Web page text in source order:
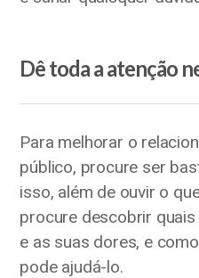
Dê toda a atenção
Para melhorar o
público, procure ser
isso, além de ouvir o
procure descobrir
e as suas dores, e
pode ajudá-lo.